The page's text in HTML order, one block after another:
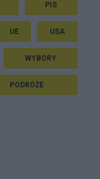
PIS
UE USA
WYBORY
PODRÓŻE